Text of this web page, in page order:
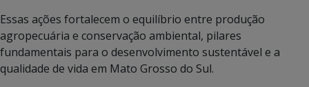
Essas ações fortalecem o equilíbrio entre produção
agropecuária e conservação ambiental, pilares
fundamentais para o desenvolvimento sustentável e a
qualidade de vida em Mato Grosso do Sul.